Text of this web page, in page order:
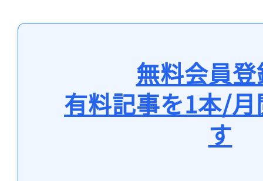
無料会員
有料記事を1本/
す